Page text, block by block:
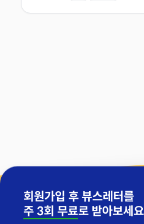
회원가입 후 뷰스레터를
주 3회 무료로 받아보세